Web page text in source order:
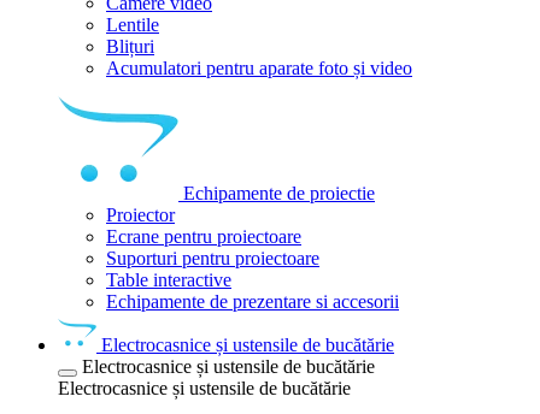
Lentile
Blițuri
Acumulatori pentru aparate foto și video
Echipamente de proiectie
Proiector
Ecrane pentru proiectoare
Suporturi pentru proiectoare
Table interactive
Echipamente de prezentare si accesorii
Electrocasnice și ustensile de bucătărie
Electrocasnice și ustensile de bucătărie
Electrocasnice și ustensile de bucătărie